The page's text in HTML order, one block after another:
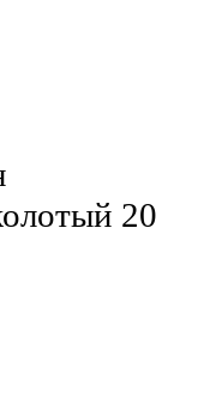
20